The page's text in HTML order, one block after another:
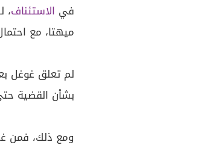
في الاستئناف،
ميهتا، مع
لم تعلق غوغل
بشأن القضية
ومع ذلك، فمن